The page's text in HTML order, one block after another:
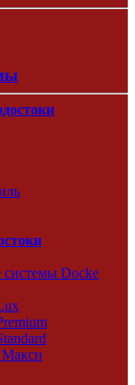
Docke
Макси